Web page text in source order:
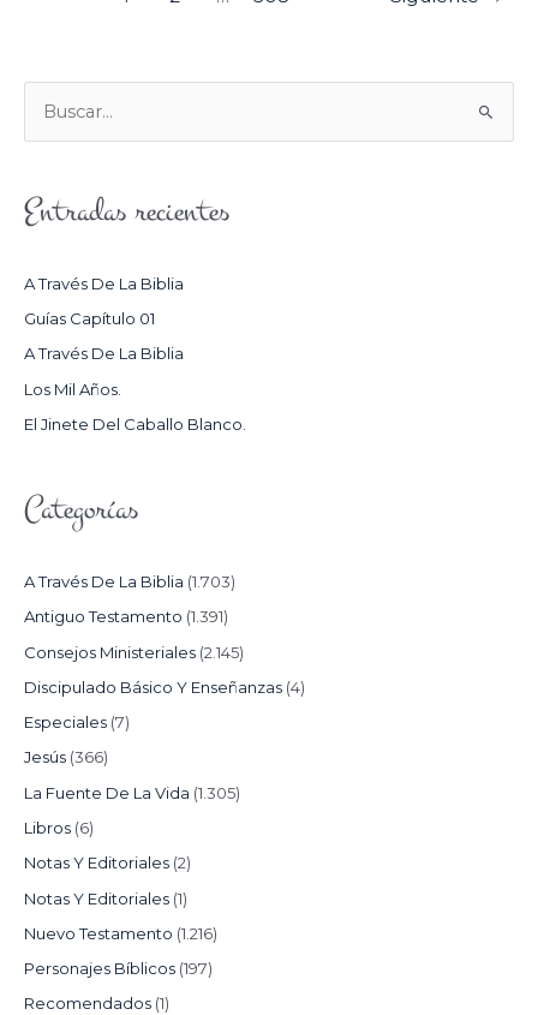
U
C
:
Entradas recientes
A Través De La Biblia
Guías Capítulo 01
A Través De La Biblia
Los Mil Años.
El Jinete Del Caballo Blanco.
Categorías
A Través De La Biblia (1.703)
Antiguo Testamento (1.391)
Consejos Ministeriales (2.145)
Discipulado Básico Y Enseñanzas (4)
Especiales (7)
Jesús (366)
La Fuente De La Vida (1.305)
Libros (6)
Notas Y Editoriales (2)
Notas Y Editoriales (1)
Nuevo Testamento (1.216)
Personajes Bíblicos (197)
Recomendados (1)